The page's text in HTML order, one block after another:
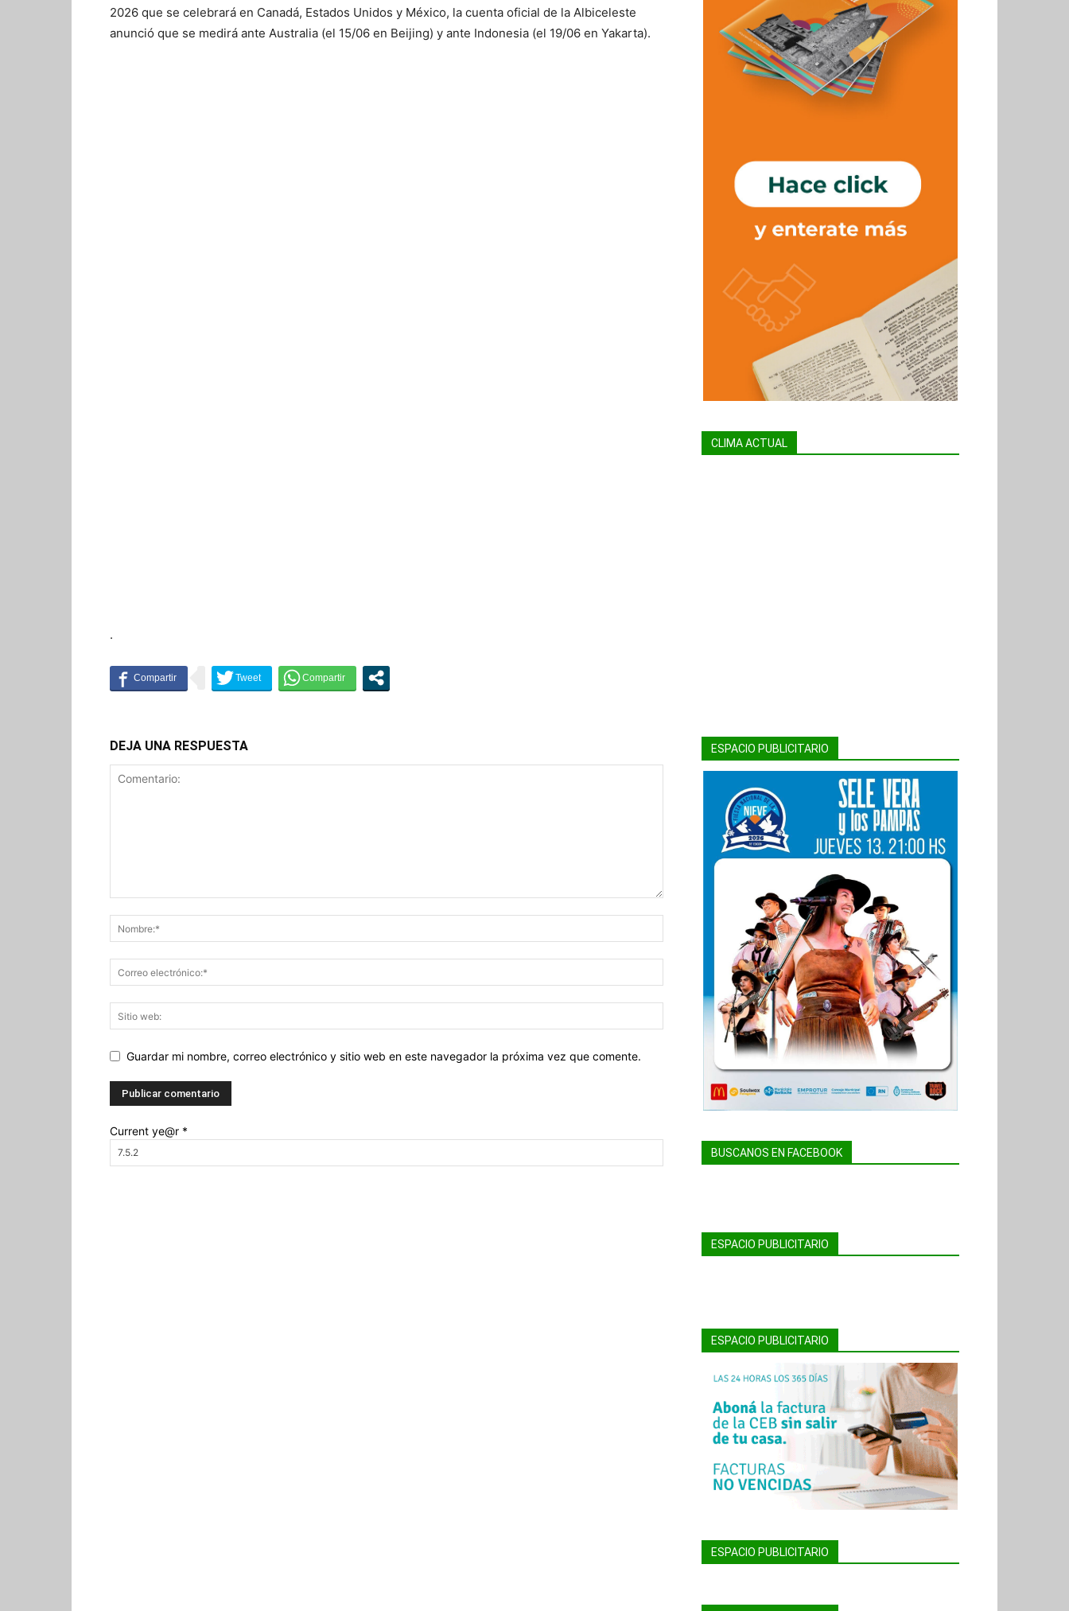
2026 que se celebrará en Canadá, Estados Unidos y México, la cuenta oficial de la Albiceleste
anunció que se medirá ante Australia (el 15/06 en Beijing) y ante Indonesia (el 19/06 en Yakarta).
.
DEJA UNA RESPUESTA
Guardar mi nombre, correo electrónico y sitio web en este navegador la próxima vez que comente.
Current ye@r *
CLIMA ACTUAL
ESPACIO PUBLICITARIO
BUSCANOS EN FACEBOOK
ESPACIO PUBLICITARIO
ESPACIO PUBLICITARIO
ESPACIO PUBLICITARIO